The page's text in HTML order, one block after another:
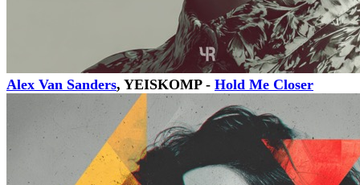
Alex Van Sanders, YEISKOMP - Hold Me Closer